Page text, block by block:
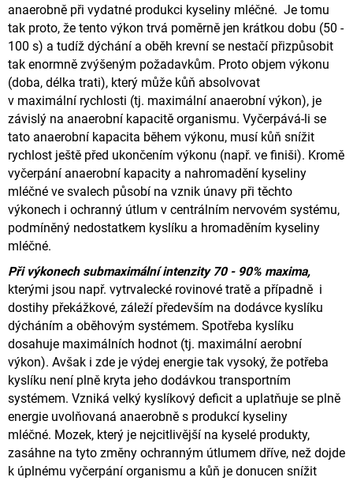
anaerobně při vydatné produkci kyseliny mléčné. Je tomu
tak proto, že tento výkon trvá poměrně jen krátkou dobu (50 -
100 s) a tudíž dýchání a oběh krevní se nestačí přizpůsobit
tak enormně zvýšeným požadavkům. Proto objem výkonu
(doba, délka trati), který může kůň absolvovat
v maximální rychlosti (tj. maximální anaerobní výkon), je
závislý na anaerobní kapacitě organismu. Vyčerpává-li se
tato anaerobní kapacita během výkonu, musí kůň snížit
rychlost ještě před ukončením výkonu (např. ve finiši). Kromě
vyčerpání anaerobní kapacity a nahromadění kyseliny
mléčné ve svalech působí na vznik únavy při těchto
výkonech i ochranný útlum v centrálním nervovém systému,
podmíněný nedostatkem kyslíku a hromaděním kyseliny
mléčné.
Při výkonech submaximální intenzity 70 - 90% maxima,
kterými jsou např. vytrvalecké rovinové tratě a případně i
dostihy překážkové, záleží především na dodávce kyslíku
dýcháním a oběhovým systémem. Spotřeba kyslíku
dosahuje maximálních hodnot (tj. maximální aerobní
výkon). Avšak i zde je výdej energie tak vysoký, že potřeba
kyslíku není plně kryta jeho dodávkou transportním
systémem. Vzniká velký kyslíkový deficit a uplatňuje se plně
energie uvolňovaná anaerobně s produkcí kyseliny
mléčné. Mozek, který je nejcitlivější na kyselé produkty,
zasáhne na tyto změny ochranným útlumem dříve, než dojde
k úplnému vyčerpání organismu a kůň je donucen snížit